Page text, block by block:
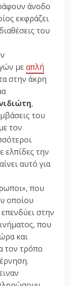
άνοδο
εκφράζει
του
με απλή
στην άκρη
,
του
τον
ελπίδες την
αυτό για
που
οποίου
επενδύει στην
που
και
τον τρόπο